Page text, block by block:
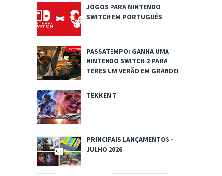
JOGOS PARA NINTENDO
SWITCH EM PORTUGUÊS
PASSATEMPO: GANHA UMA
NINTENDO SWITCH 2 PARA
TERES UM VERÃO EM GRANDE!
TEKKEN 7
PRINCIPAIS LANÇAMENTOS -
JULHO 2026